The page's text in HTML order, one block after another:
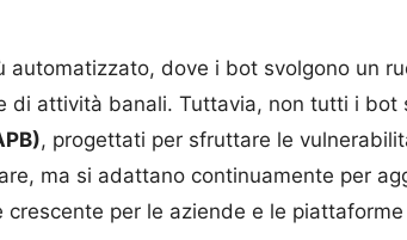
dove i bot svolgono un
attività banali. Tuttavia, non tutti i bot
, progettati per sfruttare le
ma si adattano continuamente per
per le aziende e le